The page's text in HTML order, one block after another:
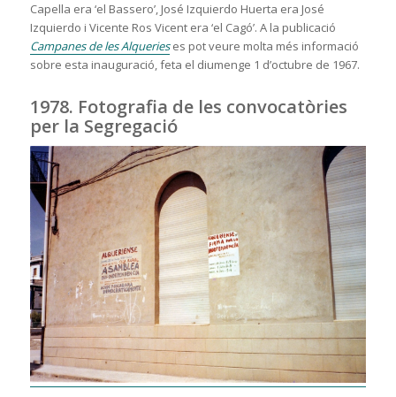
Capella era ‘el Bassero’, José Izquierdo Huerta era José
Izquierdo i Vicente Ros Vicent era ‘el Cagó’. A la publicació
Campanes de les Alquerieses pot veure molta més informació
sobre esta inauguració, feta el diumenge 1 d’octubre de 1967.
1978. Fotografia de les convocatòries
per la Segregació